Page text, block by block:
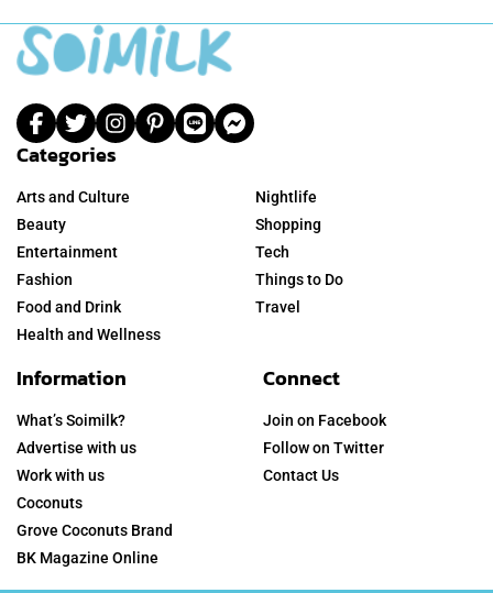
Categories
Arts and Culture
Beauty
Entertainment
Fashion
Food and Drink
Health and Wellness
Nightlife
Shopping
Tech
Things to Do
Travel
Information
What’s Soimilk?
Advertise with us
Work with us
Coconuts
Grove Coconuts Brand
BK Magazine Online
Connect
Join on Facebook
Follow on Twitter
Contact Us